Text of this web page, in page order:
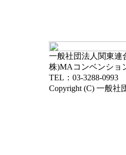
一般社団法人関東連
株)MAコンベンショ
TEL：03-3288-
Copyright (C) 一般社